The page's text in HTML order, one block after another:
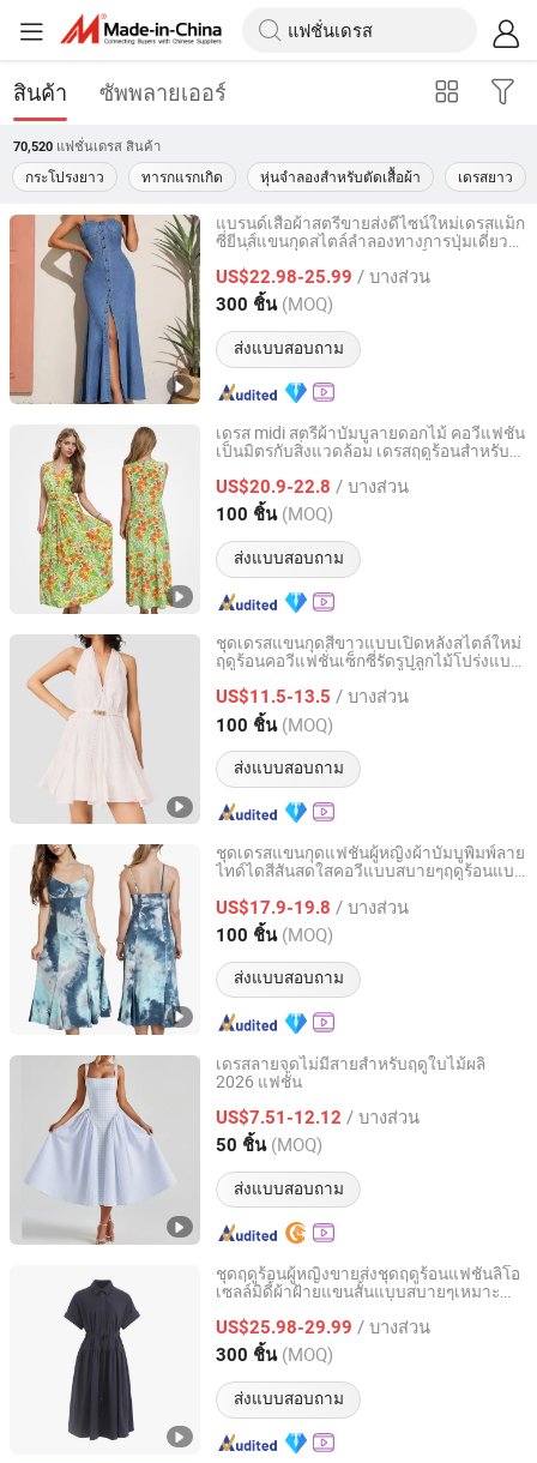
สินค้า ซัพพลายเออร์
70,520 แฟชั่นเดรส สินค้า
กระโปรงยาว ทารกแรกเกิด หุ่นจำลองสำหรับตัดเสื้อผ้า เดรสยาว
แบรนด์เสื้อผ้าสตรีขายส่งดีไซน์ใหม่เดรสแม็ก
ซี่ยีนส์แขนกุดสไตล์ลำลองทางการปุ่มเดี่ยว
US$22.98-25.99 / บางส่วน
300 ชิ้น (MOQ)
ส่งแบบสอบถาม
Jiaxing Qijia Imp&Exp Co., Ltd
Zhejiang, China อัตราจาก 2025
เดรส midi สตรีผ้าบัมบูลายดอกไม้ คอวีแฟชั่น
เป็นมิตรกับสิ่งแวดล้อม เดรสฤดูร้อนสำหรับผู้
US$20.9-22.8 / บางส่วน
100 ชิ้น (MOQ)
ส่งแบบสอบถาม
Sichuan Sustainable Garments Co., Ltd.
Sichuan, China อัตราจาก 2025
ชุดเดรสแขนกุดสีขาวแบบเปิดหลังสไตล์ใหม่
ฤดูร้อนคอวีแฟชั่นเซ็กซี่รัดรูปลูกไม้โปร่งแบบ
US$11.5-13.5 / บางส่วน
100 ชิ้น (MOQ)
ส่งแบบสอบถาม
Dongguan Xiuyu Fashion Garment Co., Ltd.
Guangdong, China อัตราจาก 2025
ชุดเดรสแขนกุดแฟชั่นผู้หญิงผ้าบัมบูพิมพ์ลาย
ไทด์ไดสีสันสดใสคอวีแบบสบายๆฤดูร้อนแบ
US$17.9-19.8 / บางส่วน
100 ชิ้น (MOQ)
ส่งแบบสอบถาม
Sichuan Sustainable Garments Co., Ltd.
Sichuan, China อัตราจาก 2025
เดรสลายจุดไม่มีสายสำหรับฤดูใบไม้ผลิ
2026 แฟชั่น
US$7.51-12.12 / บางส่วน
50 ชิ้น (MOQ)
ส่งแบบสอบถาม
Dongguan Humen Yichang Garment Factory
Guangdong, China อัตราจาก 2026
ชุดฤดูร้อนผู้หญิงขายส่งชุดฤดูร้อนแฟชั่นลิโอ
เซลล์มิดี้ผ้าฝ้ายแขนสั้นแบบสบายๆเหมาะ
ครบทุกขนาด
US$25.98-29.99 / บางส่วน
300 ชิ้น (MOQ)
ส่งแบบสอบถาม
Jiaxing Qijia Imp&Exp Co., Ltd
Zhejiang, China อัตราจาก 2025